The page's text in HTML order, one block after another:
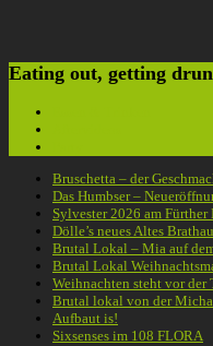
Eating out, getting
Bruschetta – der
Das Humbser –
Sylvester 2026 am
Dölle’s neues Altes
Brutal Lokal – Mia auf
Brutal Lokal
Weihnachten steht vor der
Brutal lokal von der
Aufbaut is!
Sixsenses im 108 FLORA